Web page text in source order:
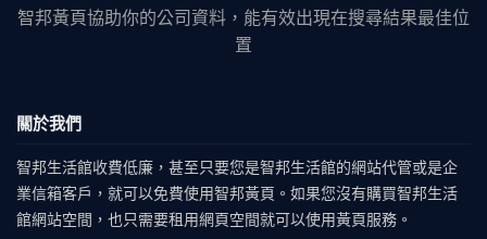
智邦黃頁協助你的公司資料，能有效出現在搜尋結果最佳位
置
關於我們
智邦生活館收費低廉，甚至只要您是智邦生活館的網站代管或是企
業信箱客戶，就可以免費使用智邦黃頁。如果您沒有購買智邦生活
館網站空間，也只需要租用網頁空間就可以使用黃頁服務。